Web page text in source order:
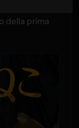
della prima